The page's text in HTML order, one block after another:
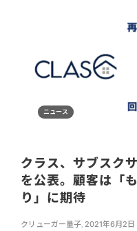
ニュース
クラス、サブスク
を公表。顧客は「
り」に期待
クリューガー量子 2021年6月2日